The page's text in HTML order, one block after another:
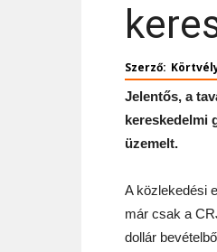
Szerző:
Jelentős, a
kereskedelmi
üzemelt.
A közlekedési
már csak a
dollár